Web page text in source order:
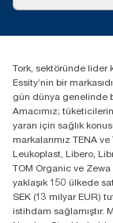
(+90) 216
Essity
Anonim
D-100 Güney
K:9 34953
Tork, sektöründe lider
Essity’nin bir
gün dünya genelinde
Amacımız;
yararı için sağlık
markalarımız TENA
Leukoplast, Libero,
TOM Organic ve
yaklaşık 150 ülkede
SEK (13 milyar EUR)
istihdam sağlamıştır.